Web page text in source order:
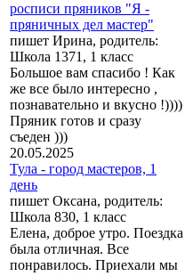
росписи пряников "Я -
пряничных дел мастер"
пишет Ирина, родитель:
Школа 1371, 1 класс
Большое вам спасибо ! Как
же все было интересно ,
познавательно и вкусно !))))
Пряник готов и сразу
съеден )))
20.05.2025
Тула - город мастеров, 1
день
пишет Оксана, родитель:
Школа 830, 1 класс
Елена, доброе утро. Поездка
была отличная. Все
понравилось. Приехали мы